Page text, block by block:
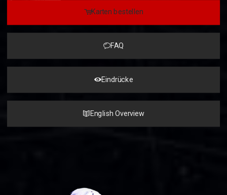
Karten bestellen
FAQ
Eindrücke
English Overview